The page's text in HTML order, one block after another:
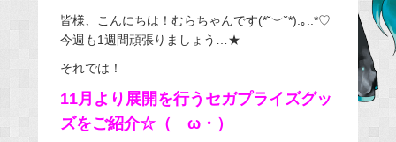
c
e
b
o
o
皆様、こんにちは！むらちゃんです(*˘︶˘*).｡.:*♡
今週も1週間頑張りましょう…★
それでは！
11月より展開を行うセガプライズグッ
ズをご紹介☆（ゝω・）